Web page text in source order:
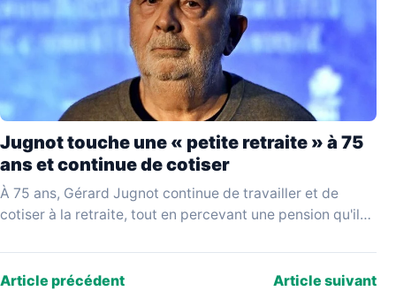
Jugnot touche une « petite retraite » à 75
ans et continue de cotiser
À 75 ans, Gérard Jugnot continue de travailler et de
cotiser à la retraite, tout en percevant une pension qu'il
Article précédent Article suivant